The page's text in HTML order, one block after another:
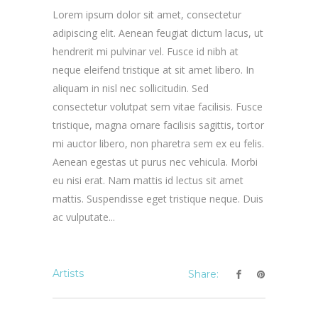
Lorem ipsum dolor sit amet, consectetur
adipiscing elit. Aenean feugiat dictum lacus, ut
hendrerit mi pulvinar vel. Fusce id nibh at
neque eleifend tristique at sit amet libero. In
aliquam in nisl nec sollicitudin. Sed
consectetur volutpat sem vitae facilisis. Fusce
tristique, magna ornare facilisis sagittis, tortor
mi auctor libero, non pharetra sem ex eu felis.
Aenean egestas ut purus nec vehicula. Morbi
eu nisi erat. Nam mattis id lectus sit amet
mattis. Suspendisse eget tristique neque. Duis
ac vulputate...
Artists Share: